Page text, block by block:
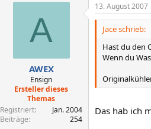
A
AWEX
Ensign
Ersteller dieses
Themas
Registriert
Jan. 2004
Beiträge
254
13. August 2007
Jace schrieb:
Hast du den
Wenn du
Das hab ich